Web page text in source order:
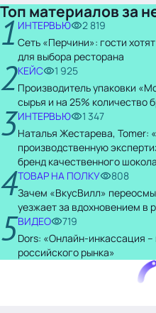
Топ материалов за
1 ИНТЕРВЬЮ
2 819
Сеть «Перчини»: гости
для выбора ресторана
2КЕЙС
1 925
Производитель упаковки
сырья и на 25% количество
3ИНТЕРВЬЮ
1 347
Наталья Жестарева, Tomer:
производственную
бренд качественного
4ТОВАР НА ПОЛКУ
808
Зачем «ВкусВилл»
уезжает за вдохновением в
5ВИДЕО
719
Dors: «Онлайн-инкассация –
российского рынка»